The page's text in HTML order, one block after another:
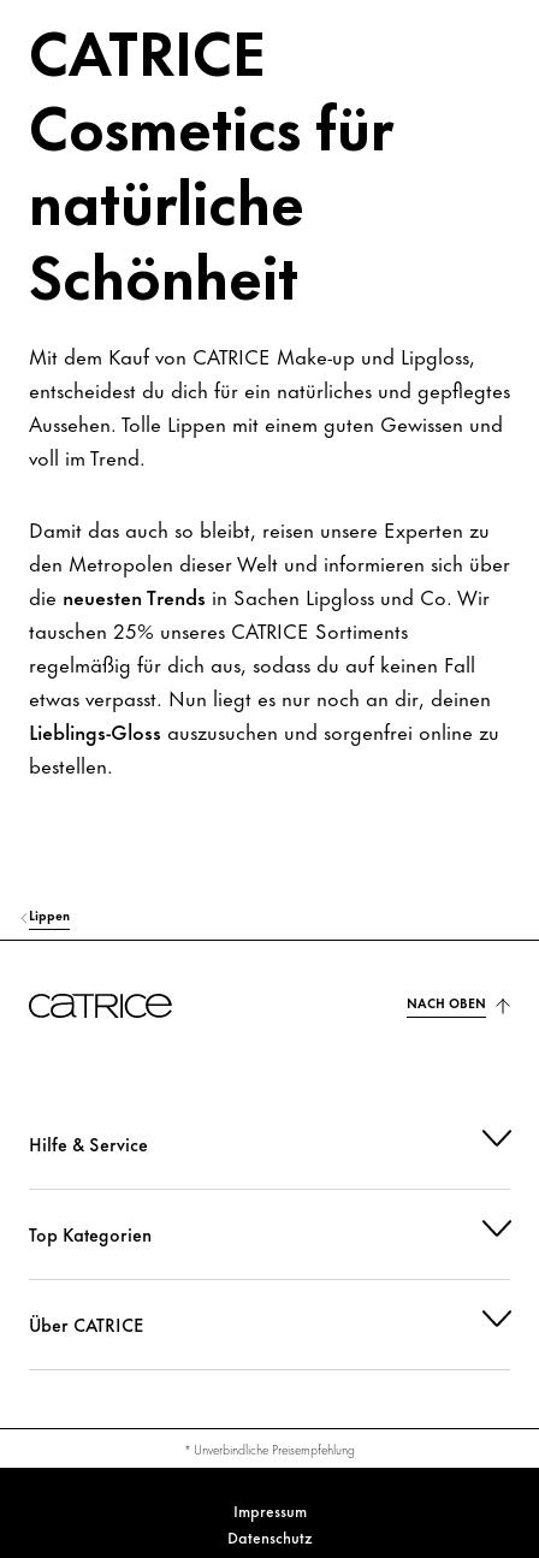
CATRICE
Cosmetics für
natürliche
Schönheit
Mit dem Kauf von CATRICE Make-up und Lipgloss,
entscheidest du dich für ein natürliches und gepflegtes
Aussehen. Tolle Lippen mit einem guten Gewissen und
voll im Trend.
Damit das auch so bleibt, reisen unsere Experten zu
den Metropolen dieser Welt und informieren sich über
die neuesten Trends in Sachen Lipgloss und Co. Wir
tauschen 25% unseres CATRICE Sortiments
regelmäßig für dich aus, sodass du auf keinen Fall
etwas verpasst. Nun liegt es nur noch an dir, deinen
Lieblings-Gloss auszusuchen und sorgenfrei online zu
bestellen.
Lippen
NACH OBEN
Hilfe & Service
Top Kategorien
Über CATRICE
* Unverbindliche Preisempfehlung
Impressum
Datenschutz